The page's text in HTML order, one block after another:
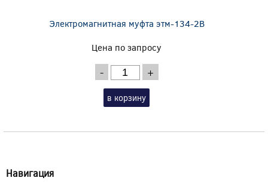
Электромагнитная муфта этм-134-2В
Цена по запросу
- +
в корзину
Навигация